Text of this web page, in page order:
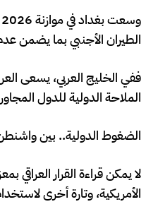
الطيران الأجنبي بما يضمن
ففي الخليج العربي، يسعى
الملاحة الدولية للدول
الضغوط الدولية.. بين
لا يمكن قراءة القرار
الأمريكية، وتارة أخرى